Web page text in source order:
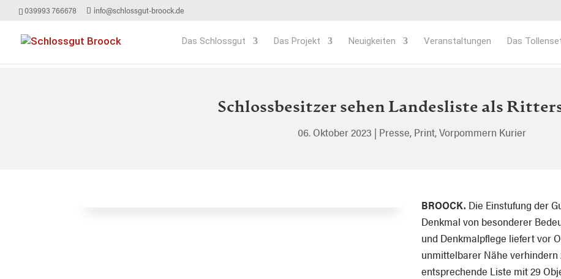
039993 766678 info@schlossgut-broock.de
Das Schlossgut Das Projekt Neuigkeiten Veranstaltungen Das
Schlossbesitzer sehen Landesliste als
06. Oktober 2023 | Presse, Print,Vorpommern Kurier
BROOCK. Die Einstufung der
Denkmal von besonderer
und Denkmalpflege liefert vor
unmittelbarer Nähe
entsprechende Liste mit 29